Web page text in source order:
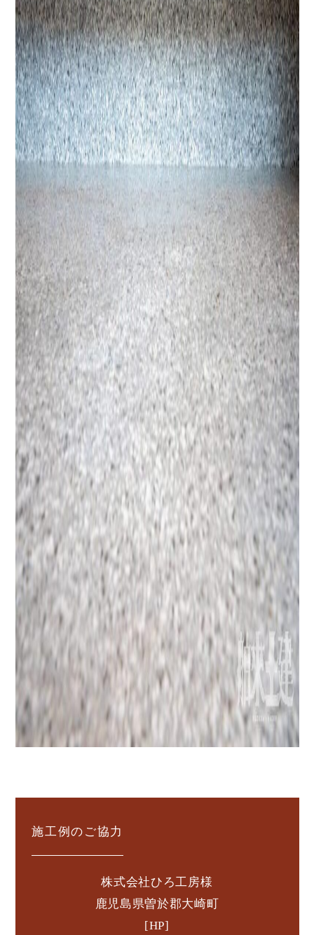
施工例のご協力
株式会社ひろ工房様
鹿児島県曽於郡大崎町
[HP]